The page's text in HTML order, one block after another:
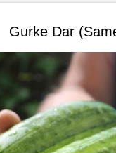
Gurke Dar